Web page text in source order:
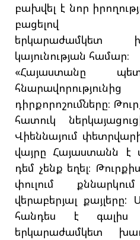
բախվել է նոր
բացելով
երկարաժամկետ
կայունության համար։
«Հայաստանը
դիրքորոշումները։
հատուկ
Վիեննայում
վայրը Հայաստանն է
դեմ չենք եղել։
փուլում
վերաբերյալ քայլերը:
հանդես է գալիս
երկարաժամկետ